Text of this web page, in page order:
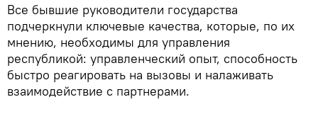
Все бывшие руководители государства
подчеркнули ключевые качества, которые, по их
мнению, необходимы для управления
республикой: управленческий опыт, способность
быстро реагировать на вызовы и налаживать
взаимодействие с партнерами.